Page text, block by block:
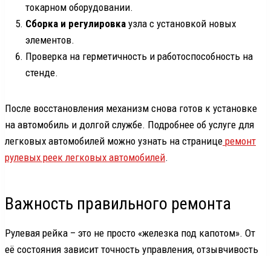
токарном оборудовании.
Сборка и регулировка узла с установкой новых
элементов.
Проверка на герметичность и работоспособность на
стенде.
После восстановления механизм снова готов к установке
на автомобиль и долгой службе. Подробнее об услуге для
легковых автомобилей можно узнать на странице ремонт
рулевых реек легковых автомобилей.
Важность правильного ремонта
Рулевая рейка – это не просто «железка под капотом». От
её состояния зависит точность управления, отзывчивость